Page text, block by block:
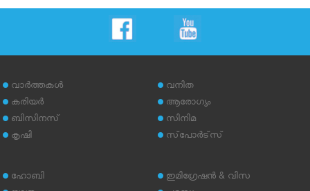
വാര്‍ത്തകള്‍
കരിയര്‍
ബിസിനസ്
കൃഷി
വനിത
ആരോഗ്യം
സിനിമ
സ്‌പോര്‍ട്‌സ്
ഹോബി
ഇമിഗ്രേഷന്‍ & വിസ